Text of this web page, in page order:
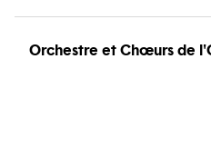
Orchestre et Chœurs de